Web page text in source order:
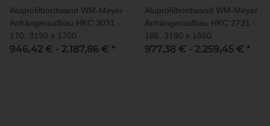
Aluprofilbordwand WM-Meyer
Anhängeraufbau HKC 3031 -
170, 3190 x 1700
946,42 € - 2.187,86 € *
Aluprofilbordwand WM-Meyer
Anhängeraufbau HKC 2731 -
186, 3190 x 1860
977,38 € - 2.259,45 € *